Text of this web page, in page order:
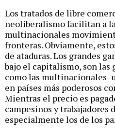
Los tratados de libre
neoliberalismo facilitan a
multinacionales
fronteras. Obviamente,
de ataduras. Los grandes
bajo el capitalismo, son las
como las multinacionales-
en países más poderosos
Mientras el precio es
campesinos y trabajadores
especialmente los de los